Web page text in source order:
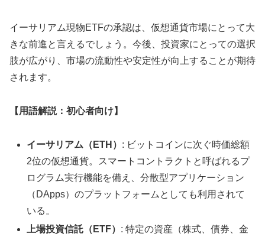
イーサリアム現物ETFの承認は、仮想通貨市場にとって大
きな前進と言えるでしょう。今後、投資家にとっての選択
肢が広がり、市場の流動性や安定性が向上することが期待
されます。
【用語解説：初心者向け】
イーサリアム（ETH） : ビットコインに次ぐ時価総額
2位の仮想通貨。スマートコントラクトと呼ばれるプ
ログラム実行機能を備え、分散型アプリケーション
（DApps）のプラットフォームとしても利用されて
いる。
上場投資信託（ETF） : 特定の資産（株式、債券、金